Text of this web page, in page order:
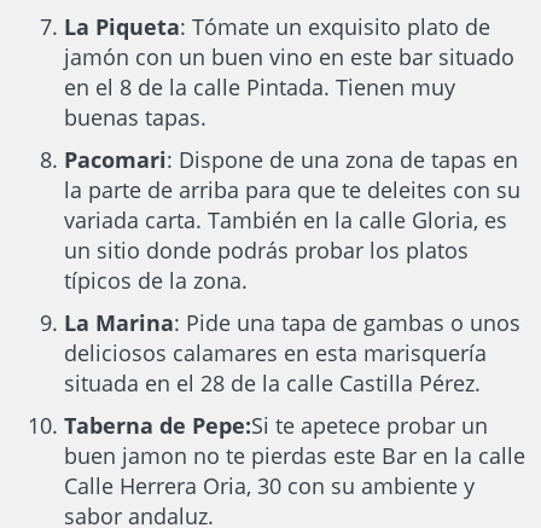
La Piqueta: Tómate un exquisito plato de
jamón con un buen vino en este bar situado
en el 8 de la calle Pintada. Tienen muy
buenas tapas.
Pacomari: Dispone de una zona de tapas en
la parte de arriba para que te deleites con su
variada carta. También en la calle Gloria, es
un sitio donde podrás probar los platos
típicos de la zona.
La Marina: Pide una tapa de gambas o unos
deliciosos calamares en esta marisquería
situada en el 28 de la calle Castilla Pérez.
Taberna de Pepe:Si te apetece probar un
buen jamon no te pierdas este Bar en la calle
Calle Herrera Oria, 30 con su ambiente y
sabor andaluz.